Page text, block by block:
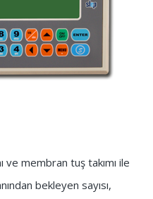
ve membran tuş takımı ile
bekleyen sayısı,